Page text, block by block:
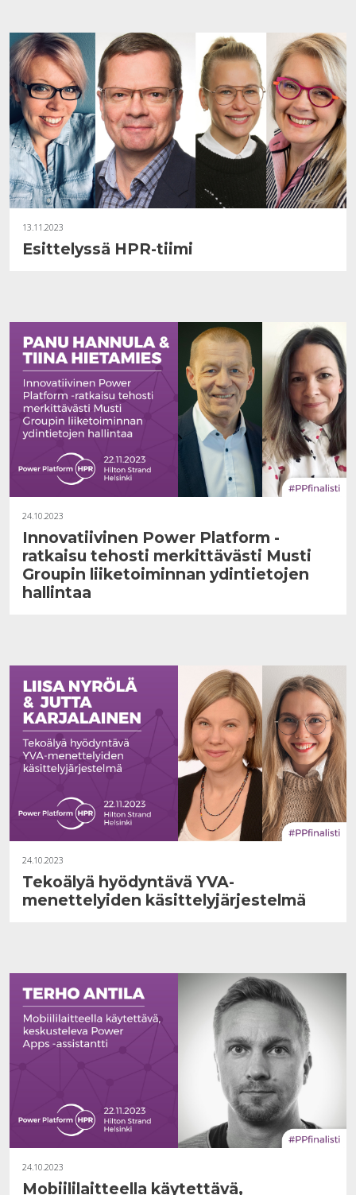
13.11.2023
Esittelyssä HPR-tiimi
24.10.2023
Innovatiivinen Power Platform -
ratkaisu tehosti merkittävästi Musti
Groupin liiketoiminnan ydintietojen
hallintaa
24.10.2023
Tekoälyä hyödyntävä YVA-
menettelyiden käsittelyjärjestelmä
24.10.2023
Mobiililaitteella käytettävä,